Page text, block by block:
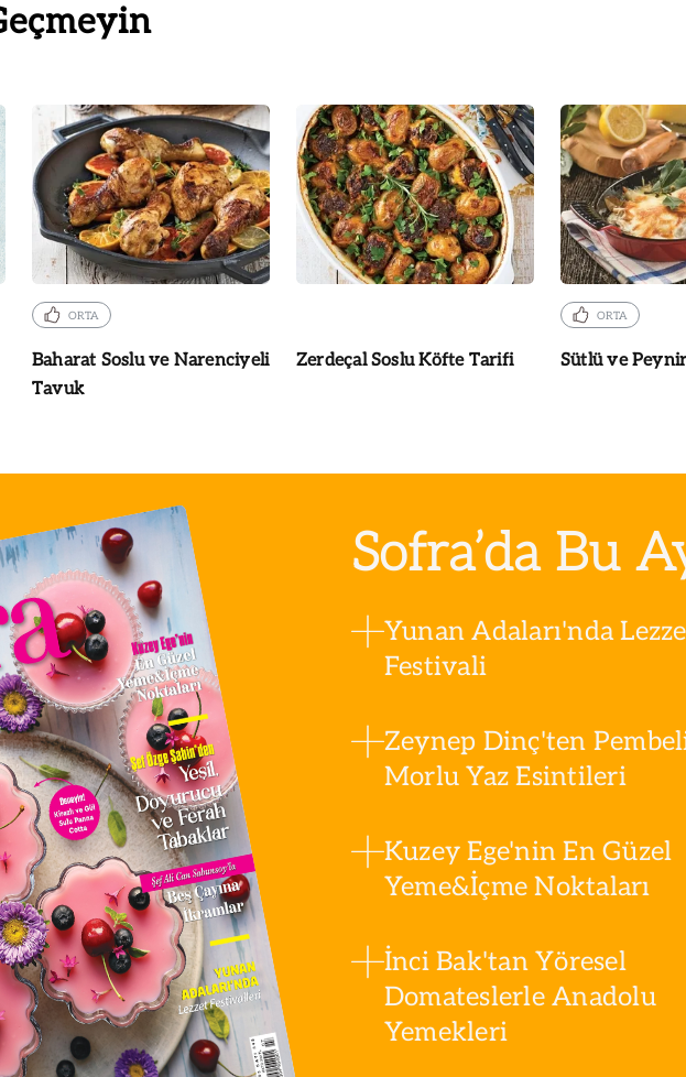
ORTA
Baharat Soslu ve Narenciyeli
Tavuk
Zerdeçal Soslu Köfte Tarifi
ORTA
Sütlü ve
Sofra’da Bu
Yunan Adaları'nda
Festivali
Zeynep Dinç'ten
Morlu Yaz Esintileri
Kuzey Ege'nin En Güzel
Yeme&İçme Noktaları
İnci Bak'tan Yöresel
Domateslerle Anadolu
Yemekleri